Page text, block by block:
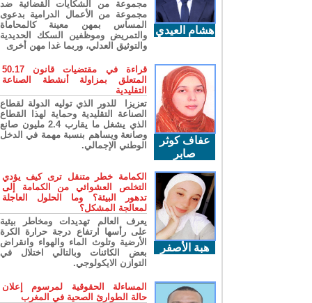
هشام العيدي
مجموعة من الشكايات القضائية ضد
مجموعة من الأعمال الدرامية بدعوى
المساس بمهن معينة كالمحاماة
والتمريض وموظفين السكك الحديدية
والتوثيق العدلي، وربما غدا مهن أخرى
عفاف كوثر
صابر
قراءة في مقتضيات قانون 50.17
المتعلق بمزاولة أنشطة الصناعة
التقليدية
تعزيزا للدور الذي توليه الدولة لقطاع
الصناعة التقليدية وحماية لهذا القطاع
الذي يشغل ما يقارب 2.4 مليون صانع
وصانعة ويساهم بنسبة مهمة في الدخل
الوطني الإجمالي.
هبة الأصفر
الكمامة خطر متنقل ترى كيف يؤدي
التخلص العشوائي من الكمامة إلى
تدهور البيئة؟ وما الحلول العاجلة
لمعالجة المشكل؟
يعرف العالم تهديدات ومخاطر بيئية
على رأسها ارتفاع درجة حرارة الكرة
الأرضية وتلوث الماء والهواء وانقراض
بعض الكائنات وبالتالي اختلال في
التوازن الايكولوجي.
المساءلة الحقوقية لمرسوم إعلان
حالة الطوارئ الصحية في المغرب